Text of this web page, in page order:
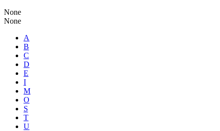
None
None
A
B
C
D
E
I
M
O
S
T
U